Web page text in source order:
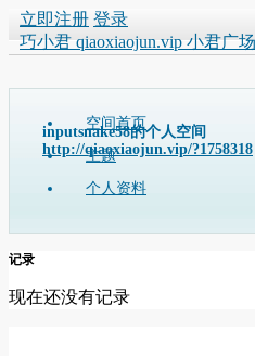
立即注册 登录
巧小君 qiaoxiaojun.vip 小君广
inputsnake58的个人空间
http://qiaoxiaojun.vip/?1758318
空间首页
主题
个人资料
记录
现在还没有记录